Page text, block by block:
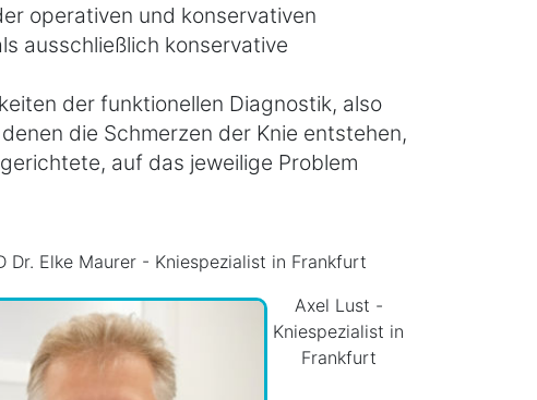
operativen und konservativen
ausschließlich konservative
der funktionellen Diagnostik, also
die Schmerzen der Knie entstehen,
auf das jeweilige Problem
Dr. Elke Maurer - Kniespezialist in Frankfurt
Axel Lust -
Kniespezialist in
Frankfurt